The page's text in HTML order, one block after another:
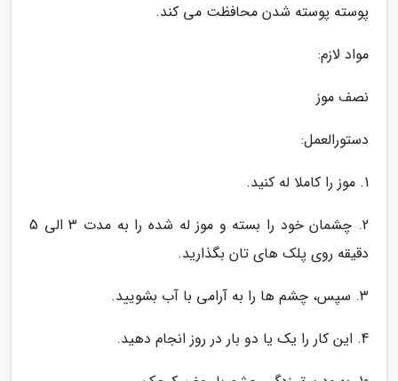
پوسته پوسته شدن محافظت می کند.
مواد لازم:
نصف موز
دستورالعمل:
1. موز را کاملا له کنید.
2. چشمان خود را بسته و موز له شده را به مدت 3 الی 5
دقیقه روی پلک های تان بگذارید.
3. سپس، چشم ها را به آرامی با آب بشویید.
4. این کار را یک یا دو بار در روز انجام دهید.